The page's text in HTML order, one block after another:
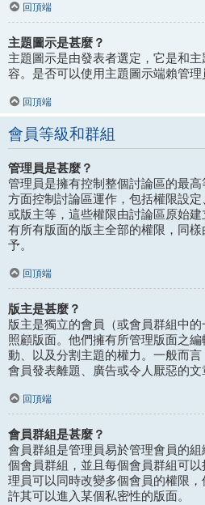
回頂端
主題圖示是甚麼？
主題圖示是由發表者選定，它是和
容。是否可以使用主題圖示端賴管理
回頂端
會員等級和群組
管理員是甚麼？
管理員是擁有控制整個討論區的最
方面控制討論區運作，包括權限設
或版主等，這些權限由討論區原始
有所有版面的版主全部的權限，同
予。
回頂端
版主是甚麼？
版主是獨立的會員（或會員群組中
照顧版面。他們擁有所管理版面之
動、以及分割主題的權力。一般而
會員發表離題、廣告或令人厭惡的文
回頂端
會員群組是甚麼？
會員群組是管理員易於管理會員的
個會員群組，並且每個會員群組可
理員可以同時改變多個會員的權限
許其可以進入某個私密性的版面。